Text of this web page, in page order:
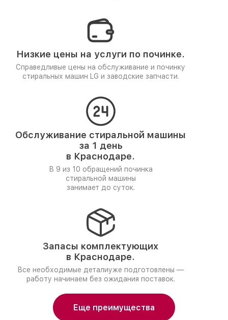
Низкие цены на услуги по починке.
Справедливые цены на обслуживание и починку
стиральных машин LG и заводские запчасти.
Обслуживание стиральной машины
за 1 день
в Краснодаре.
В 9 из 10 обращений починка
стиральной машины
занимает до суток.
Запасы комплектующих
в Краснодаре.
Все необходимые деталиуже подготовлены —
работу начинаем без ожидания поставок.
Еще преимущества